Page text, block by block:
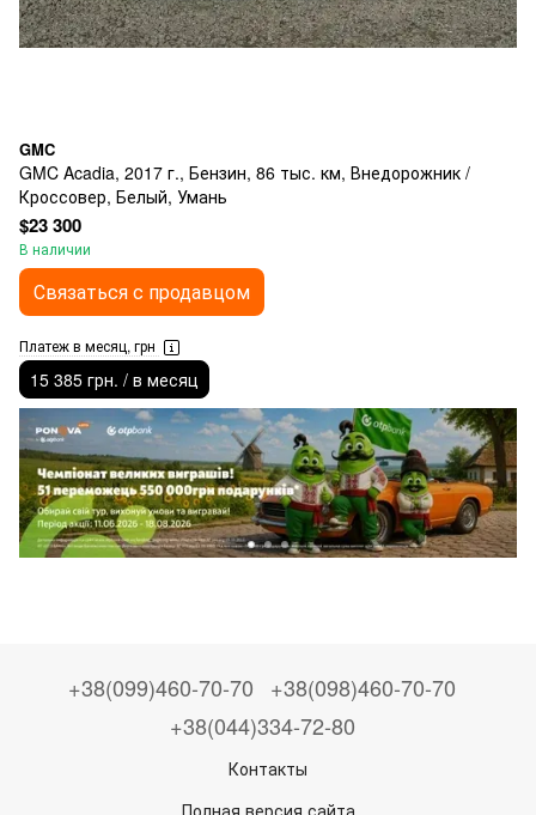
GMC
GMC Acadia, 2017 г., Бензин, 86 тыс. км, Внедорожник /
Кроссовер, Белый, Умань
$23 300
В наличии
Связаться с продавцом
Платеж в месяц, грн
15 385 грн. / в месяц
+38(099)460-70-70
+38(098)460-70-70
+38(044)334-72-80
Контакты
Полная версия сайта